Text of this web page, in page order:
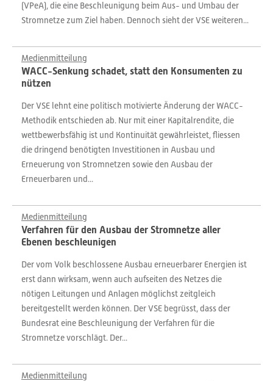
(VPeA), die eine Beschleunigung beim Aus- und Umbau der
Stromnetze zum Ziel haben. Dennoch sieht der VSE weiteren...
Medienmitteilung
WACC-Senkung schadet, statt den Konsumenten zu
nützen
Der VSE lehnt eine politisch motivierte Änderung der WACC-
Methodik entschieden ab. Nur mit einer Kapitalrendite, die
wettbewerbsfähig ist und Kontinuität gewährleistet, fliessen
die dringend benötigten Investitionen in Ausbau und
Erneuerung von Stromnetzen sowie den Ausbau der
Erneuerbaren und...
Medienmitteilung
Verfahren für den Ausbau der Stromnetze aller
Ebenen beschleunigen
Der vom Volk beschlossene Ausbau erneuerbarer Energien ist
erst dann wirksam, wenn auch aufseiten des Netzes die
nötigen Leitungen und Anlagen möglichst zeitgleich
bereitgestellt werden können. Der VSE begrüsst, dass der
Bundesrat eine Beschleunigung der Verfahren für die
Stromnetze vorschlägt. Der...
Medienmitteilung